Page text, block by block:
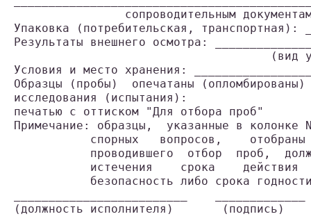
сопроводительным
Упаковка (потребительская, транспортная):
Результаты внешнего осмотра:
(вид
Условия и место хранения:
Образцы (пробы)  опечатаны
исследования (испытания):
печатью с оттиском "Для отбора проб"
Примечание: образцы,  указанные в
спорных   вопросов,
проводившего  отбор  проб,
истечения    срока    действия
безопасность либо срока
(должность исполнителя)       (подпись)